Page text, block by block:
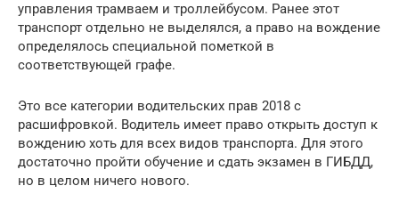
управления трамваем и троллейбусом. Ранее этот
транспорт отдельно не выделялся, а право на вождение
определялось специальной пометкой в
соответствующей графе.
Это все категории водительских прав 2018 с
расшифровкой. Водитель имеет право открыть доступ к
вождению хоть для всех видов транспорта. Для этого
достаточно пройти обучение и сдать экзамен в ГИБДД,
но в целом ничего нового.